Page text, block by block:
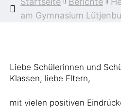
am Gymnasium
Liebe Schülerinnen und
Klassen, liebe Eltern,
mit vielen positiven